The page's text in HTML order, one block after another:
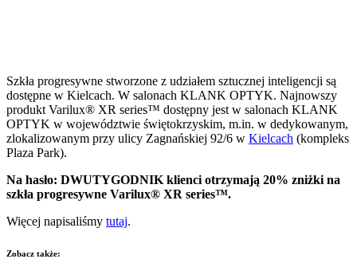
Szkła progresywne stworzone z udziałem sztucznej inteligencji są
dostępne w Kielcach. W salonach KLANK OPTYK. Najnowszy
produkt Varilux® XR series™ dostępny jest w salonach KLANK
OPTYK w województwie świętokrzyskim, m.in. w dedykowanym,
zlokalizowanym przy ulicy Zagnańskiej 92/6 w Kielcach (kompleks
Plaza Park).
Na hasło: DWUTYGODNIK klienci otrzymają 20% zniżki na
szkła progresywne Varilux® XR series™.
Więcej napisaliśmy tutaj.
Zobacz także: